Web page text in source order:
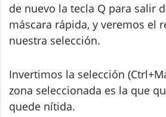
de nuevo la tecla Q para salir
máscara rápida, y veremos el
nuestra selección.
Invertimos la selección
zona seleccionada es la que
quede nítida.